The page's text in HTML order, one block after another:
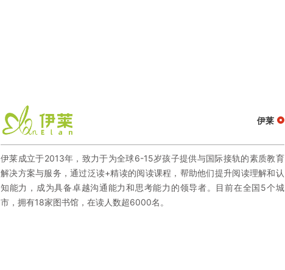
伊莱
伊莱成立于2013年，致力于为全球6-15岁孩子提供与国际接轨的素质教育
解决方案与服务，通过泛读+精读的阅读课程，帮助他们提升阅读理解和认
知能力，成为具备卓越沟通能力和思考能力的领导者。目前在全国5个城
市，拥有18家图书馆，在读人数超6000名。